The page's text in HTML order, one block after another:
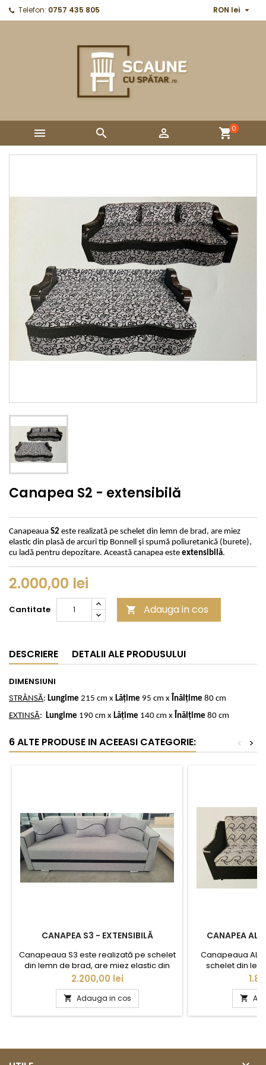
Telefon: 0757 435 805 RON lei 
   shopping_cart0
Canapea S2 - extensibilă
Canapeaua S2 este realizată pe schelet din lemn de brad, are miez
elastic din plasă de arcuri tip Bonnell şi spumă poliuretanică (burete),
cu ladă pentru depozitare. Această canapea este extensibilă.
2.000,00 lei
Cantitate  Adauga in cos
DESCRIERE DETALII ALE PRODUSULUI
DIMENSIUNI
STRÂNSĂ: Lungime 215 cm x Lăţime 95 cm x Înălţime 80 cm
EXTINSĂ: Lungime 190 cm x Lăţime 140 cm x Înălţime 80 cm
6 ALTE PRODUSE IN ACEEASI CATEGORIE: >
<
CANAPEA S3 - EXTENSIBILĂ
Canapeaua S3 este realizată pe schelet
din lemn de brad, are miez elastic din
plasă de arcuri tip Bonnell şi spumă
poliuretanică (burete), cu ladă pentru
depozitare. Această canapea este
extensibilă.
Pret
2.200,00 lei
 Adauga in cos
CANAPEA
Canapeaua
schelet din
elastic din
spumă
pentru
este
Pret
